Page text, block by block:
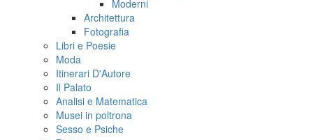
Moderni
Architettura
Fotografia
Libri e Poesie
Moda
Itinerari D'Autore
Il Palato
Analisi e Matematica
Musei in poltrona
Sesso e Psiche